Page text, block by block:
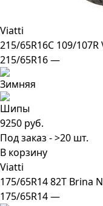
Viatti
215/65R16C 109/
215/65R16 —
9250 руб.
Под заказ - >20 шт.
В корзину
Viatti
175/65R14 82T Brina
175/65R14 —